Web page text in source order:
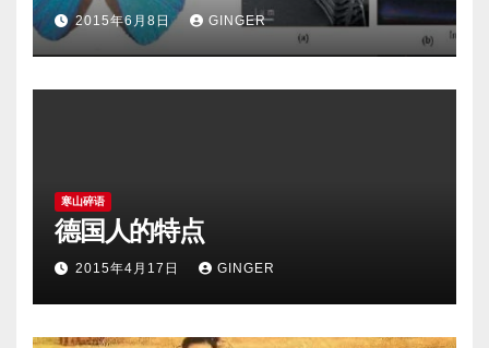
2015年6月8日 GINGER
寒山碎语
德国人的特点
2015年4月17日 GINGER